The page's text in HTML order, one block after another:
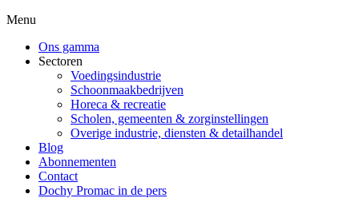
Menu
Ons gamma
Sectoren
Voedingsindustrie
Schoonmaakbedrijven
Horeca & recreatie
Scholen, gemeenten & zorginstellingen
Overige industrie, diensten & detailhandel
Blog
Abonnementen
Contact
Dochy Promac in de pers